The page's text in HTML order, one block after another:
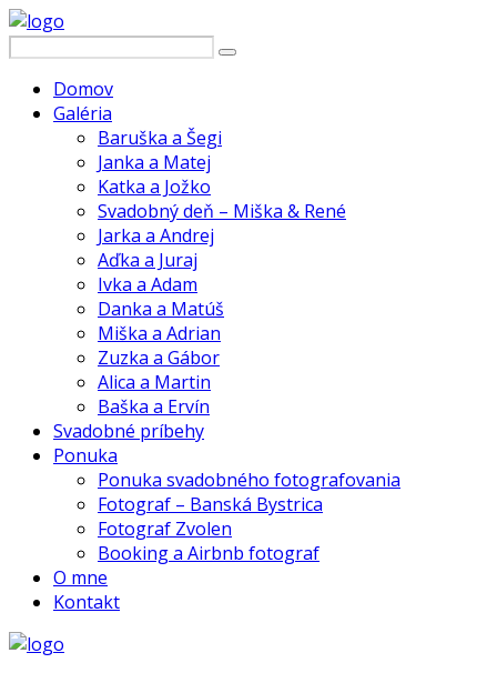
Domov
Galéria
Baruška a Šegi
Janka a Matej
Katka a Jožko
Svadobný deň – Miška & René
Jarka a Andrej
Aďka a Juraj
Ivka a Adam
Danka a Matúš
Miška a Adrian
Zuzka a Gábor
Alica a Martin
Baška a Ervín
Svadobné príbehy
Ponuka
Ponuka svadobného fotografovania
Fotograf – Banská Bystrica
Fotograf Zvolen
Booking a Airbnb fotograf
O mne
Kontakt